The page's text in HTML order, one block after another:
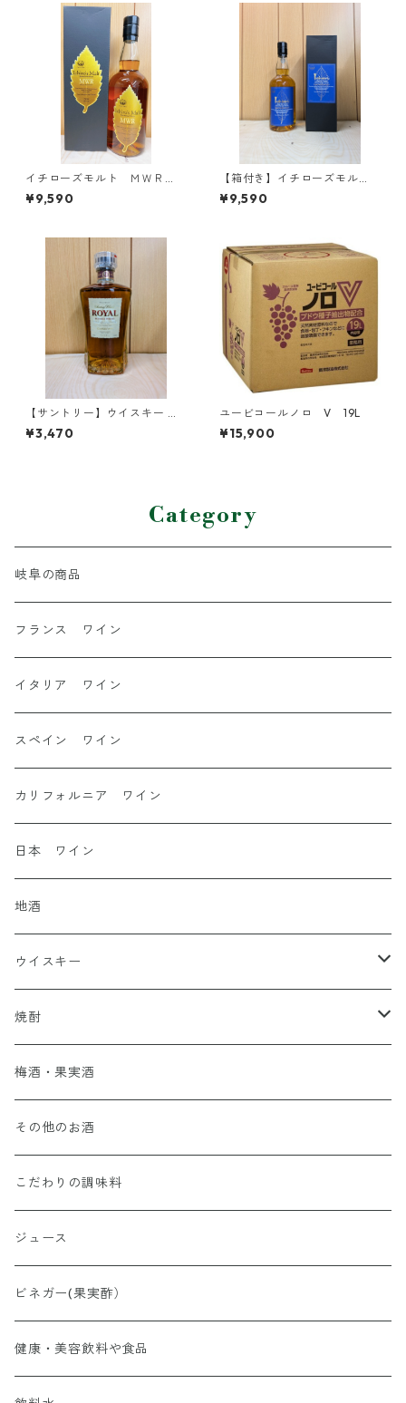
イチローズモルト ＭＷＲ
（ミズナラウッドリザーブ）
¥9,590
【箱付き】イチローズモル
ト モルト＆グレーン リミ
テッドエディション
¥9,590
【サントリー】ウイスキー ロ
ーヤル スリムボトル 660ml
¥3,470
ユービコールノロ V 19L
¥15,900
Category
岐阜の商品
フランス ワイン
イタリア ワイン
スペイン ワイン
カリフォルニア ワイン
日本 ワイン
地酒
ウイスキー
アイリッシュウィスキー
スコッチウイスキー
アメリカンウィスキー
ジャパニーズウイスキー
カナディアンウィスキー
焼酎
芋焼酎
麦焼酎
その他の焼酎
梅酒・果実酒
その他のお酒
こだわりの調味料
ジュース
ビネガー(果実酢）
健康・美容飲料や食品